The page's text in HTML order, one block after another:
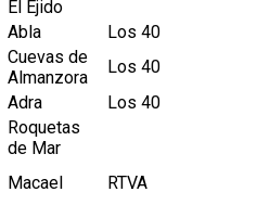
El Ejido
Abla
Los 40
Cuevas de
Almanzora
Los 40
Adra
Los 40
Roquetas
de Mar
Macael RTVA